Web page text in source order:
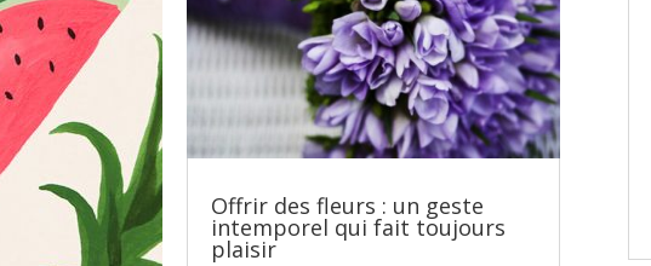
Offrir des fleurs : un geste
intemporel qui fait toujours
plaisir